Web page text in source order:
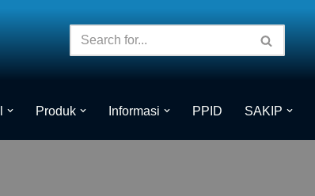
Produk Informasi PPID SAKIP